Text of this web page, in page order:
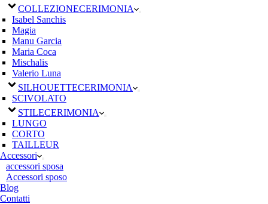
COLLEZIONECERIMONIA
Isabel Sanchis
Magia
Manu Garcia
Maria Coca
Mischalis
Valerio Luna
SILHOUETTECERIMONIA
SCIVOLATO
STILECERIMONIA
LUNGO
CORTO
TAILLEUR
Accessori
accessori sposa
Accessori sposo
Blog
Contatti